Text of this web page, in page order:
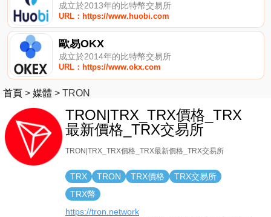
成立於2013年的比特幣交易所
URL：https://www.huobi.com
歐易OKX
成立於2014年的比特幣交易所
URL：https://www.okx.com
首頁 > 媒體 > TRON
TRON|TRX_TRX價格_TRX
最新價格_TRX交易所
TRON|TRX_TRX價格_TRX最新價格_TRX交易所
TRX TRON TRX價格
TRX交易所
TRX幣
https://tron.network